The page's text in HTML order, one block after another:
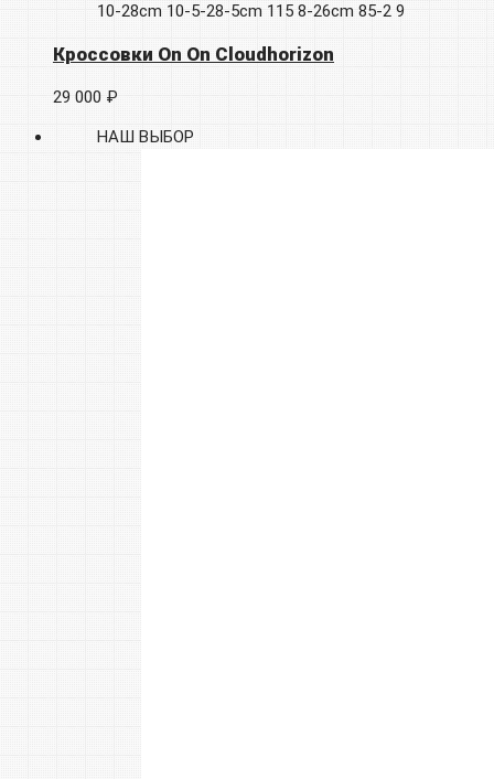
10-28cm 10-5-28-5cm 115 8-26cm 85-2 9
Кроссовки On On Cloudhorizon
29 000 ₽
НАШ ВЫБОР